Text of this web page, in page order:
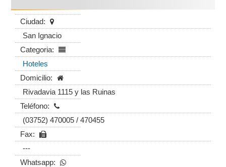
Ciudad:
San Ignacio
Categoria:
Hoteles
Domicilio:
Rivadavia 1115 y las Ruinas
Teléfono:
(03752) 470005 / 470455
Fax:
---
Whatsapp: